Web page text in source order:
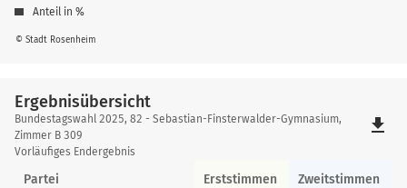
© Stadt Rosenheim
Anteil in %
Ergebnisübersicht
Ergebnisübersicht
Bundestagswahl 2025, 82 - Sebastian-Finsterwalder-Gymnasium,
Zimmer B 309
Vorläufiges Endergebnis
file_download
Partei Erststimmen Zweitstimmen